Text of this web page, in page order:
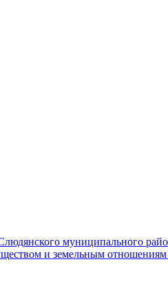
муниципального
и земельным отношениям